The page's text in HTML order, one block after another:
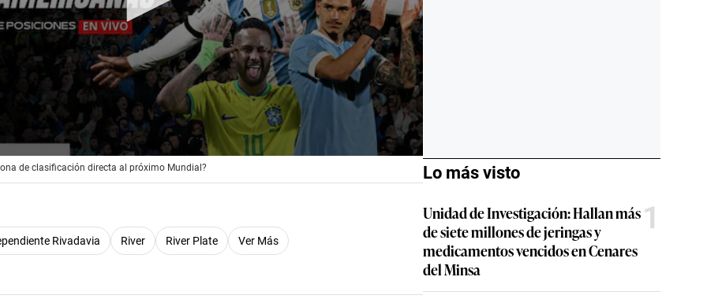
de clasificación directa al próximo Mundial?
Rivadavia River River Plate Ver Más
Lo más visto
Unidad de Investigación: Hallan más
de siete millones de jeringas y
medicamentos vencidos en Cenares
del Minsa
1